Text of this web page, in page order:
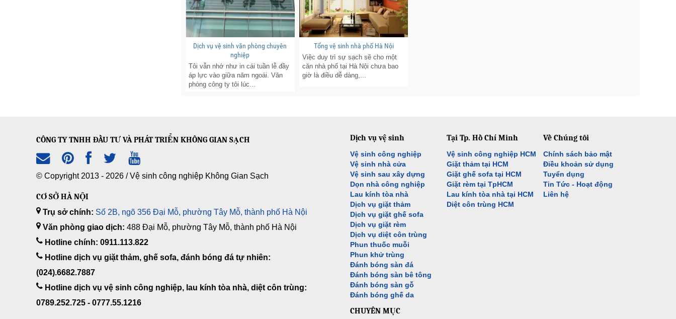
Dịch vụ vệ sinh văn phòng chuyên
nghiệp
Tôi vẫn nhớ như in cái tuần lễ đầy
áp lực vào giữa năm ngoái. Văn
phòng công ty tôi lúc...
Tổng vệ sinh nhà phố Hà Nội
Việc duy trì sự sạch sẽ cho một
căn nhà phố tại Hà Nội chưa bao
giờ là điều dễ dàng,...
CÔNG TY TNHH ĐẦU TƯ VÀ PHÁT TRIỂN KHÔNG GIAN SẠCH
© Copyright 2013 - 2026 /Vệ sinh công nghiệp Không Gian Sạch
CƠ SỞ HÀ NỘI
Trụ sở chính: Số 2B, ngõ 356 Đại Mỗ, phường Tây Mỗ, thành phố Hà Nội
Văn phòng giao dịch: 488 Đại Mỗ, phường Tây Mỗ, thành phố Hà Nội
Hotline chính: 0911.113.822
Hotline dịch vụ giặt thảm, ghế sofa, đánh bóng đá tự nhiên:
(024).6682.7887
Hotline dịch vụ vệ sinh công nghiệp, lau kính tòa nhà, diệt côn trùng:
0789.252.725 - 0777.55.1216
Dịch vụ vệ sinh
Vệ sinh công nghiệp
Vệ sinh nhà cửa
Vệ sinh sau xây dựng
Dọn nhà công nghiệp
Lau kính tòa nhà
Dịch vụ giặt thảm
Dịch vụ giặt ghế sofa
Dịch vụ giặt rèm
Dịch vụ diệt côn trùng
Phun thuốc muỗi
Phun khử trùng
Đánh bóng sàn đá
Đánh bóng sàn bê tông
Đánh bóng sàn gỗ
Đánh bóng ghế da
Tại Tp. Hồ Chí Minh
Vệ sinh công nghiệp HCM
Giặt thảm tại HCM
Giặt ghế sofa tại HCM
Giặt rèm tại TpHCM
Lau kính tòa nhà tại HCM
Diệt côn trùng HCM
Về Chúng tôi
Chính sách bảo mật
Điều khoản sử dụng
Tuyển dụng
Tin Tức - Hoạt động
Liên hệ
CHUYÊN MỤC